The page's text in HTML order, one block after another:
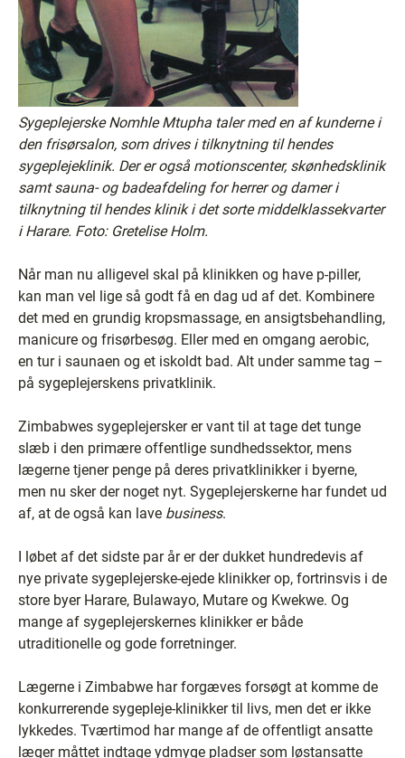
Sygeplejerske Nomhle Mtupha taler med en af kunderne i
den frisørsalon, som drives i tilknytning til hendes
sygeplejeklinik. Der er også motionscenter, skønhedsklinik
samt sauna- og badeafdeling for herrer og damer i
tilknytning til hendes klinik i det sorte middelklassekvarter
i Harare. Foto: Gretelise Holm.
Når man nu alligevel skal på klinikken og have p-piller,
kan man vel lige så godt få en dag ud af det. Kombinere
det med en grundig kropsmassage, en ansigtsbehandling,
manicure og frisørbesøg. Eller med en omgang aerobic,
en tur i saunaen og et iskoldt bad. Alt under samme tag –
på sygeplejerskens privatklinik.
Zimbabwes sygeplejersker er vant til at tage det tunge
slæb i den primære offentlige sundhedssektor, mens
lægerne tjener penge på deres privatklinikker i byerne,
men nu sker der noget nyt. Sygeplejerskerne har fundet ud
af, at de også kan lave business.
I løbet af det sidste par år er der dukket hundredevis af
nye private sygeplejerske-ejede klinikker op, fortrinsvis i de
store byer Harare, Bulawayo, Mutare og Kwekwe. Og
mange af sygeplejerskernes klinikker er både
utraditionelle og gode forretninger.
Lægerne i Zimbabwe har forgæves forsøgt at komme de
konkurrerende sygepleje-klinikker til livs, men det er ikke
lykkedes. Tværtimod har mange af de offentligt ansatte
læger måttet indtage ydmyge pladser som løstansatte